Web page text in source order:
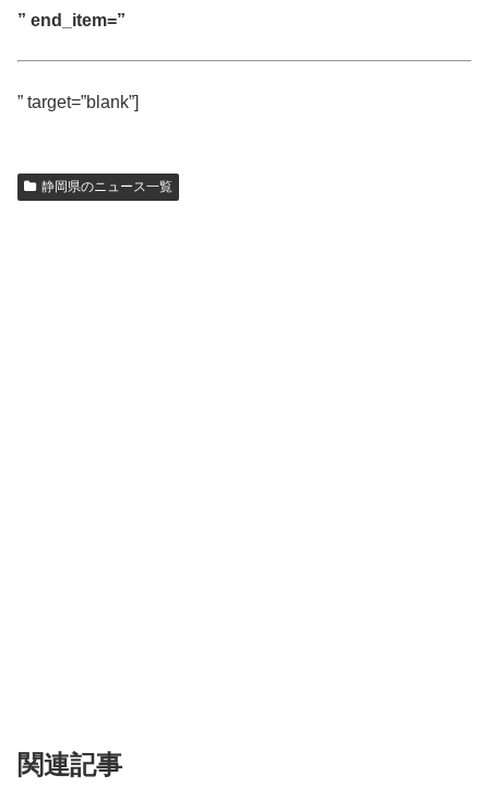
” end_item=”
” target=”blank”]
静岡県のニュース一覧
関連記事